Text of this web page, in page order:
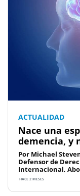
ACTUALIDAD
Nace una
demencia, y
Por Michael
Defensor de
Internacional,
HACE 2 MESES